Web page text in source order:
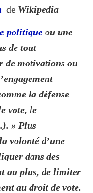
i
t
de Wikipedia
politique ou une
de tout
de motivations ou
la défense
vote, le
» Plus
volonté d’une
dans des
au plus, de limiter
au droit de vote.